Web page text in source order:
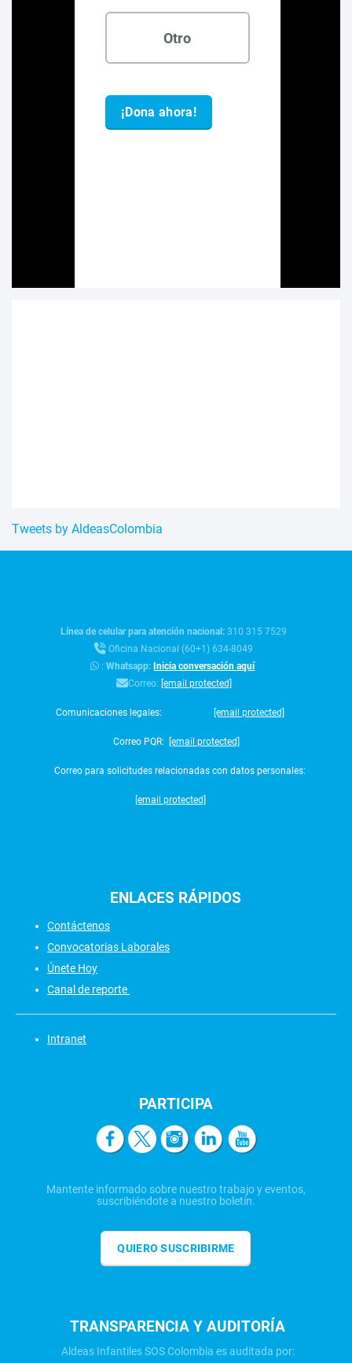
Tweets by AldeasColombia
Línea de celular para atención nacional:310 315 7529
Oficina Nacional (60+1) 634-8049
:Whatsapp: Inicia conversación aquí
Correo: [email protected]
Comunicaciones legales: [email protected]
Correo PQR: [email protected]
Correo para solicitudes relacionadas con datos personales:
[email protected]
ENLACES RÁPIDOS
Contáctenos
Convocatorias Laborales
Únete Hoy
Canal de reporte
Intranet
PARTICIPA
Mantente informado sobre nuestro trabajo y eventos,
suscribiéndote a nuestro boletín.
QUIERO SUSCRIBIRME
TRANSPARENCIA Y AUDITORÍA
Aldeas Infantiles SOS Colombia es auditada por: